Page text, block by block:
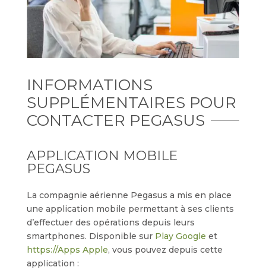
INFORMATIONS
SUPPLÉMENTAIRES POUR
CONTACTER PEGASUS
APPLICATION MOBILE
PEGASUS
La compagnie aérienne Pegasus a mis en place
une application mobile permettant à ses clients
d’effectuer des opérations depuis leurs
smartphones. Disponible sur Play Google et
https://Apps Apple, vous pouvez depuis cette
application :